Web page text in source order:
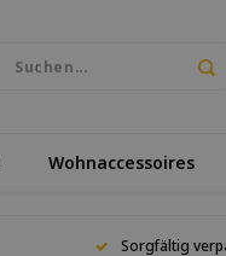
Wohnaccessoires
Sorgfältig